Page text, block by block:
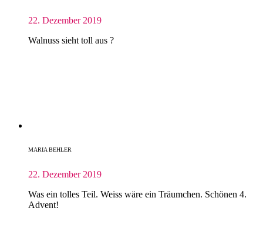
22. Dezember 2019
Walnuss sieht toll aus ?
MARIA BEHLER
22. Dezember 2019
Was ein tolles Teil. Weiss wäre ein Träumchen. Schönen 4.
Advent!